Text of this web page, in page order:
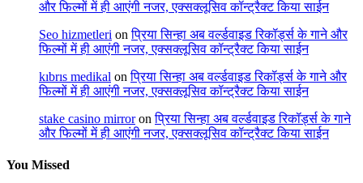
और फिल्मों में ही आएंगी नजर, एक्सक्लूसिव कॉन्ट्रैक्ट किया साईन
Seo hizmetleri onप्रिया सिन्हा अब वर्ल्डवाइड रिकॉर्ड्स के गाने और
फिल्मों में ही आएंगी नजर, एक्सक्लूसिव कॉन्ट्रैक्ट किया साईन
kıbrıs medikal onप्रिया सिन्हा अब वर्ल्डवाइड रिकॉर्ड्स के गाने और
फिल्मों में ही आएंगी नजर, एक्सक्लूसिव कॉन्ट्रैक्ट किया साईन
stake casino mirroronप्रिया सिन्हा अब वर्ल्डवाइड रिकॉर्ड्स के गाने
और फिल्मों में ही आएंगी नजर, एक्सक्लूसिव कॉन्ट्रैक्ट किया साईन
You Missed